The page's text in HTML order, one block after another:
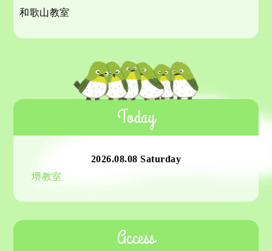
和歌山教室
Today
2026.08.08 Saturday
堺教室
Access